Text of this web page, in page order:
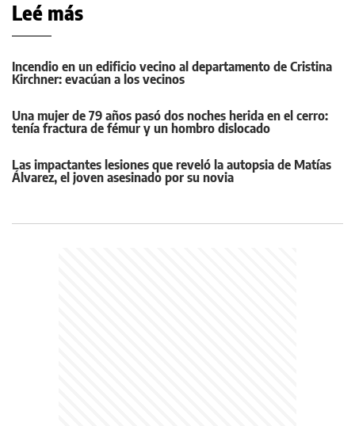
Leé más
Incendio en un edificio vecino al departamento de Cristina
Kirchner: evacúan a los vecinos
Una mujer de 79 años pasó dos noches herida en el cerro:
tenía fractura de fémur y un hombro dislocado
Las impactantes lesiones que reveló la autopsia de Matías
Álvarez, el joven asesinado por su novia